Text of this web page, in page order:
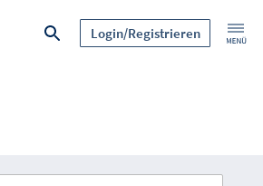
Login/Registrieren